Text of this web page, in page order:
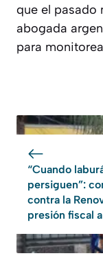
que el pasado
abogada
para
“Cuando
persiguen”:
contra la
presión fiscal